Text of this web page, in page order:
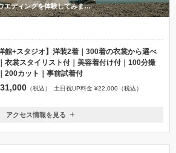
エディングを体験してみま…
洋館+スタジオ】洋装2着｜300着の衣裳から選べ
衣裳スタイリスト付｜美容着付け付｜100分撮
200カット｜事前試着付
（税込） 土日祝UP料金 ¥22,000（税込）
22
アクセス情報を見る